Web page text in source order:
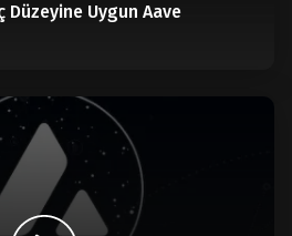
Düzeyine Uygun Aave